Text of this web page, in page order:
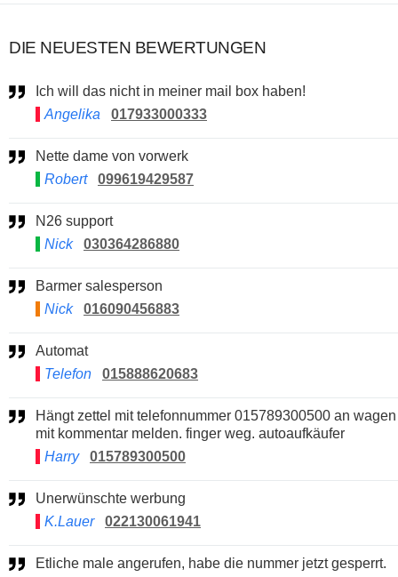
DIE NEUESTEN BEWERTUNGEN
Ich will das nicht in meiner mail box haben!
Angelika
017933000333
Nette dame von vorwerk
Robert
099619429587
N26 support
Nick
030364286880
Barmer salesperson
Nick
016090456883
Automat
Telefon
015888620683
Hängt zettel mit telefonnummer 015789300500 an wagen
mit kommentar melden. finger weg. autoaufkäufer
Harry
015789300500
Unerwünschte werbung
K.Lauer
022130061941
Etliche male angerufen, habe die nummer jetzt gesperrt.